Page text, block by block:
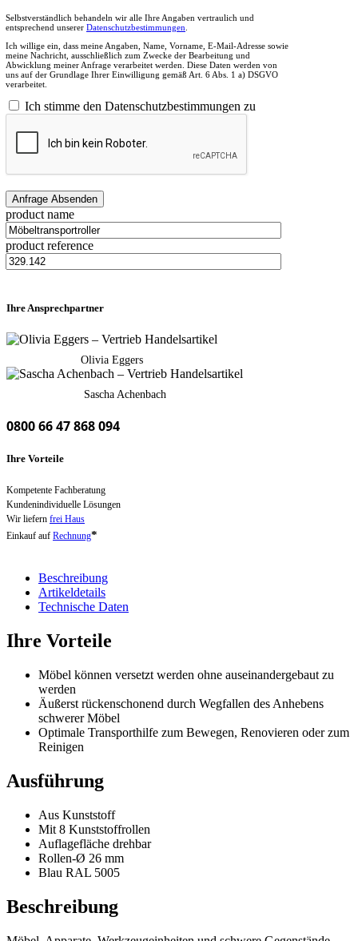
Selbstverständlich behandeln wir alle Ihre Angaben vertraulich und
entsprechend unserer Datenschutzbestimmungen
Ich willige ein, dass meine Angaben, Name, Vorname, E-Mail-Adresse sowie
meine Nachricht, ausschließlich zum Zwecke der Bearbeitung und
Abwicklung meiner Anfrage verarbeitet werden. Diese Daten werden von
uns auf der Grundlage Ihrer Einwilligung gemäß Art. 6 Abs. 1 a) DSGVO
verarbeitet.
Ich stimme den Datenschutzbestimmungen zu
product name
product reference
Ihre Ansprechpartner
Olivia Eggers
Sascha Achenbach
0800 66 47 868 094
Ihre Vorteile
Kompetente Fachberatung
Kundenindividuelle Lösungen
Wir liefern frei Haus
Einkauf auf Rechnung*
Beschreibung
Artikeldetails
Technische Daten
Ihre Vorteile
Möbel können versetzt werden ohne auseinandergebaut zu
werden
Äußerst rückenschonend durch Wegfallen des Anhebens
schwerer Möbel
Optimale Transporthilfe zum Bewegen, Renovieren oder zum
Reinigen
Ausführung
Aus Kunststoff
Mit 8 Kunststoffrollen
Auflagefläche drehbar
Rollen-Ø 26 mm
Blau RAL 5005
Beschreibung